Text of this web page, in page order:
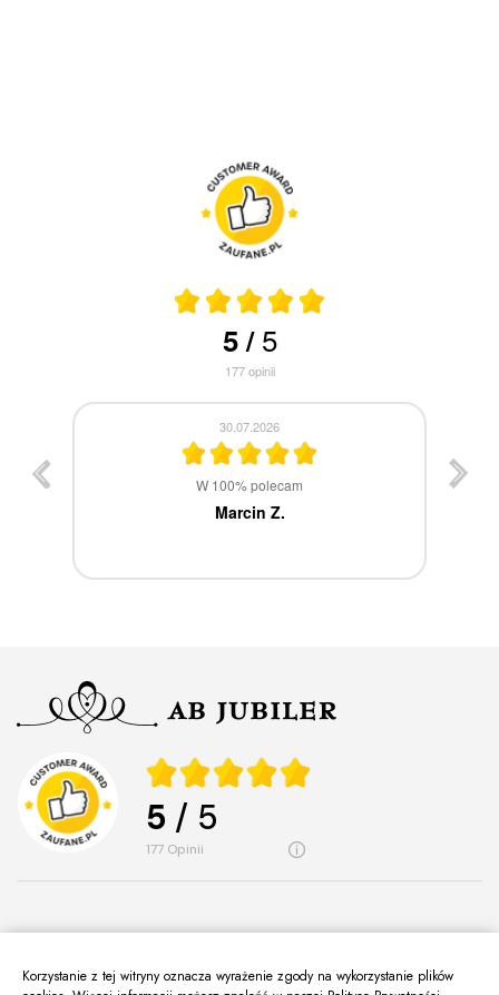
5/5
177opinii
30.07.2026
W 100% polecam
Marcin Z.
5 / 5
177 opinii
Korzystanie z tej witryny oznacza wyrażenie zgody na wykorzystanie plików